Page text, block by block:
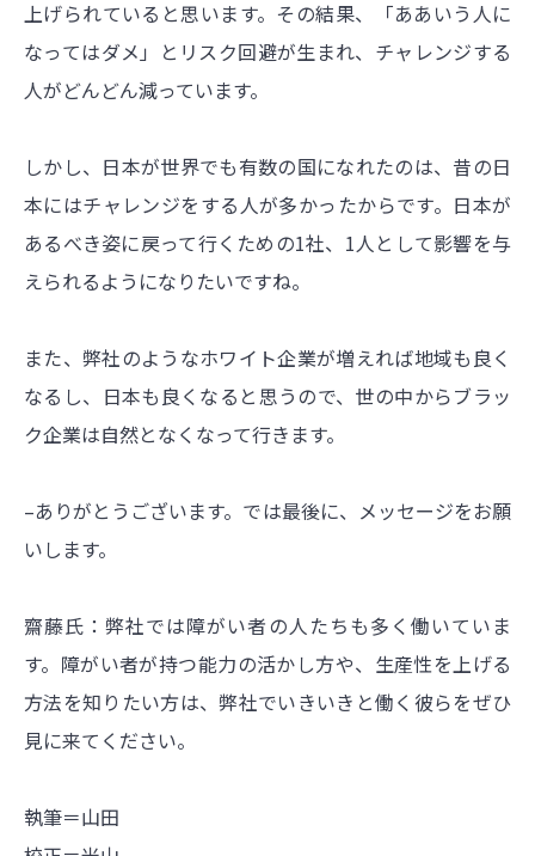
上げられていると思います。その結果、「ああいう人に
なってはダメ」とリスク回避が生まれ、チャレンジする
人がどんどん減っています。
しかし、日本が世界でも有数の国になれたのは、昔の日
本にはチャレンジをする人が多かったからです。日本が
あるべき姿に戻って行くための1社、1人として影響を与
えられるようになりたいですね。
また、弊社のようなホワイト企業が増えれば地域も良く
なるし、日本も良くなると思うので、世の中からブラッ
ク企業は自然となくなって行きます。
–ありがとうございます。では最後に、メッセージをお願
いします。
齋藤氏：弊社では障がい者の人たちも多く働いていま
す。障がい者が持つ能力の活かし方や、生産性を上げる
方法を知りたい方は、弊社でいきいきと働く彼らをぜひ
見に来てください。
執筆＝山田